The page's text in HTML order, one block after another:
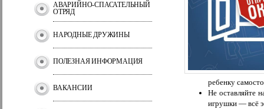
АВАРИЙНО-СПАСАТЕЛЬНЫЙ
ОТРЯД
НАРОДНЫЕ ДРУЖИНЫ
ПОЛЕЗНАЯ ИНФОРМАЦИЯ
ВАКАНСИИ
ребенку
Не оставляйте
игрушки — всё